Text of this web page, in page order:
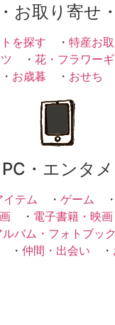
お取り寄せ
を探す ・ 特産お
・ 花・フラワーギ
お歳暮 ・ おせち
・エンタ
イテム ・ ゲーム ・
・ 電子書籍・映
バム・フォトブック
・ 仲間・出会い ・